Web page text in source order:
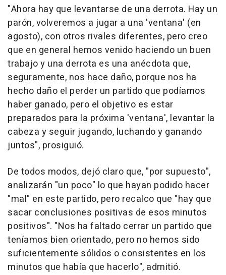
"Ahora hay que levantarse de una derrota. Hay un
parón, volveremos a jugar a una 'ventana' (en
agosto), con otros rivales diferentes, pero creo
que en general hemos venido haciendo un buen
trabajo y una derrota es una anécdota que,
seguramente, nos hace daño, porque nos ha
hecho daño el perder un partido que podíamos
haber ganado, pero el objetivo es estar
preparados para la próxima 'ventana', levantar la
cabeza y seguir jugando, luchando y ganando
juntos", prosiguió.
De todos modos, dejó claro que, "por supuesto",
analizarán "un poco" lo que hayan podido hacer
"mal" en este partido, pero recalco que "hay que
sacar conclusiones positivas de esos minutos
positivos". "Nos ha faltado cerrar un partido que
teníamos bien orientado, pero no hemos sido
suficientemente sólidos o consistentes en los
minutos que había que hacerlo", admitió.